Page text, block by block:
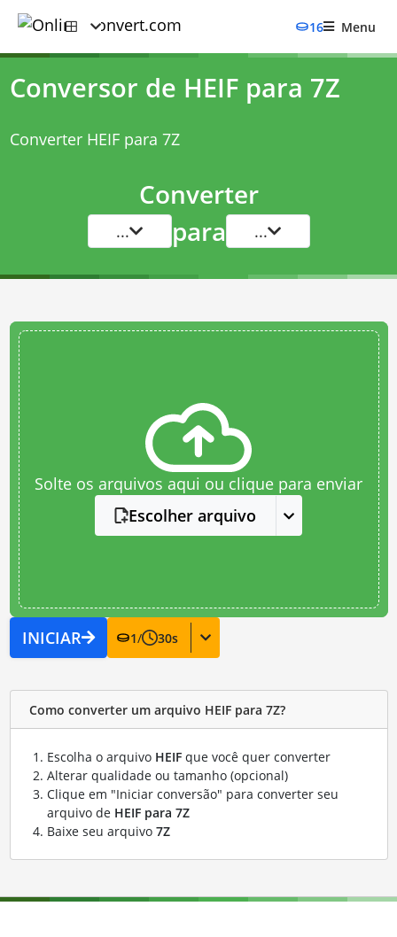
16 Menu
Conversor de HEIF para 7Z
Converter HEIF para 7Z
Converter
... para ...
Solte os arquivos aqui ou clique para enviar
Escolher arquivo
INICIAR 1/ 30s
Como converter um arquivo HEIF para 7Z?
Escolha o arquivo HEIFque você quer converter
Alterar qualidade ou tamanho (opcional)
Clique em "Iniciar conversão" para converter seu
arquivo de HEIF para 7Z
Baixe seu arquivo 7Z